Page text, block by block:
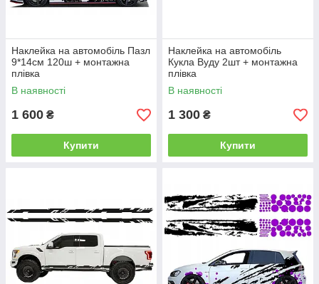
Наклейка на автомобіль Пазл
9*14см 120ш + монтажна
плівка
В наявності
1 600 ₴
Купити
Наклейка на автомобіль
Кукла Вуду 2шт + монтажна
плівка
В наявності
1 300 ₴
Купити